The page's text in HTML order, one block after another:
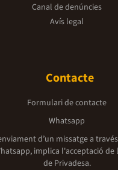
Canal de denúncies
Avís legal
Contacte
Formulari de contacte
Whatsapp
d’un missatge a
implica l'acceptació de
de Privadesa.